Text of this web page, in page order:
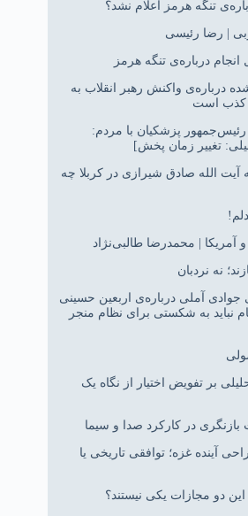
تنگه هرمز اعلام نشد؟
| رضا رئیسی
درباره‌ی تنگه هرمز
درباره‌ی واکنش رهبر انقلاب به
کذب است
پزشکیان با مردم:
الله صادق شیرازی در کربلا چه
نه نردبان
آملی درباره‌ی اربعین حسینی
نباید به شکستی برای نظام منجر
بر تفویض اختیار از نگاه یک
در کارکرد صدا و سیما
آینده غزه؛ توافقی تاریخی یا
دو مجازات یکی نیستند؟